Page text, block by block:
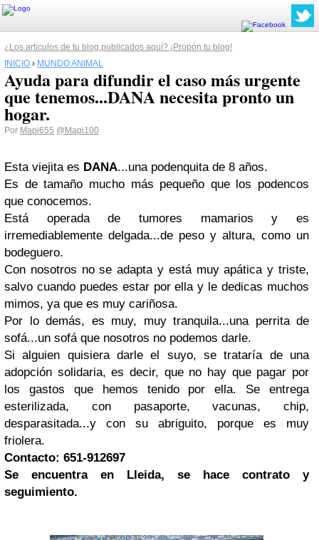
¿Los artículos de tu blog publicados aquí? ¡Propón tu blog!
INICIO › MUNDO ANIMAL
Ayuda para difundir el caso más urgente
que tenemos...DANA necesita pronto un
hogar.
Por Mapi655 @Mapi100
Esta viejita es DANA...una podenquita de 8 años.
Es de tamaño mucho más pequeño que los podencos
que conocemos.
Está operada de tumores mamarios y es
irremediablemente delgada...de peso y altura, como un
bodeguero.
Con nosotros no se adapta y está muy apática y triste,
salvo cuando puedes estar por ella y le dedicas muchos
mimos, ya que es muy cariñosa.
Por lo demás, es muy, muy tranquila...una perrita de
sofá...un sofá que nosotros no podemos darle.
Si alguien quisiera darle el suyo, se trataría de una
adopción solidaria, es decir, que no hay que pagar por
los gastos que hemos tenido por ella. Se entrega
esterilizada, con pasaporte, vacunas, chip,
desparasitada...y con su abriguito, porque es muy
friolera.
Contacto: 651-912697
Se encuentra en Lleida, se hace contrato y
seguimiento.